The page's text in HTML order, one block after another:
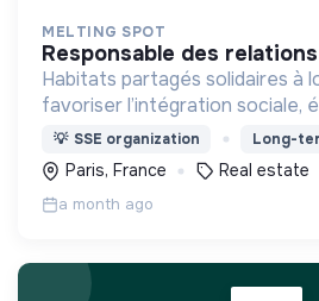
MELTING SPOT
responsable des
Habitats partagés solidaires à
favoriser l’intégration sociale,
républicaine de jeunes qui
logements de centre-ville.
💡 SSE organization Long-
Paris, France Real estate
a month ago